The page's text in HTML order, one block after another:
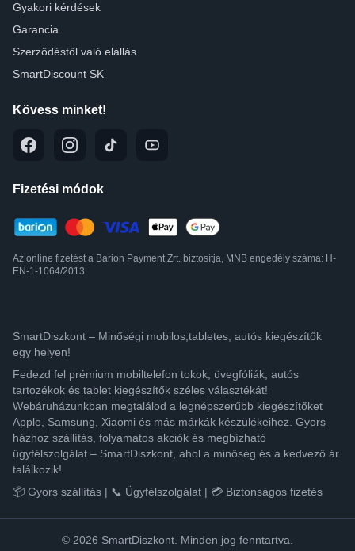
Gyakori kérdések
Garancia
Szerződéstől való elállás
SmartDiscount SK
Kövess minket!
Fizetési módok
Az online fizetést a Barion Payment Zrt. biztosítja, MNB engedély száma: H-
EN-1-1064/2013
SmartDiszkont – Minőségi mobilos,tabletes, autós kiegészítők
egy helyen!
Fedezd fel prémium mobiltelefon tokok, üvegfóliák, autós
tartozékok és tablet kiegészítők széles választékát!
Webáruházunkban megtalálod a legnépszerűbb kiegészítőket
Apple, Samsung, Xiaomi és más márkák készülékeihez. Gyors
házhoz szállítás, folyamatos akciók és megbízható
ügyfélszolgálat – SmartDiszkont, ahol a minőség és a kedvező ár
találkozik!
📦 Gyors szállítás | 📞 Ügyfélszolgálat | 💳 Biztonságos fizetés
© 2026 SmartDiszkont. Minden jog fenntartva.